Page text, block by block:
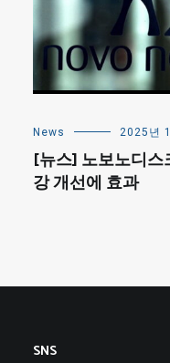
News 2025년
[뉴스] 노보노디스
강 개선에 효과
SNS